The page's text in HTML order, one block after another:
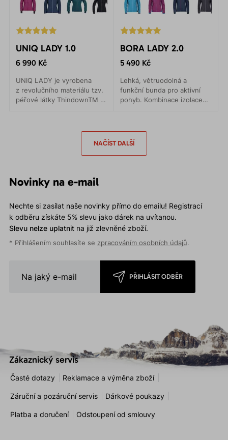
UNIQ LADY 1.0
6 990 Kč
UNIQ LADY je vyrobena
z revolučního materiálu tzv.
péřové látky ThindownTM .
BORA LADY 2.0
5 490 Kč
Lehká, větruodolná a
funkční bunda pro aktivní
pohyb. Kombinace izolace
NAČÍST DALŠÍ
Novinky na e-mail
Nechte si zasílat naše novinky přímo do emailu! Registrací
k odběru získáte 5% slevu jako dárek na uvítanou.
Slevu nelze uplatnitna již zlevněné zboží.
* Přihlášením souhlasíte se zpracováním osobních údajů.
PŘIHLÁSIT ODBĚR
Zákaznický servis
Časté dotazy Reklamace a výměna zboží
Záruční a pozáruční servis Dárkové poukazy
Platba a doručení Odstoupení od smlouvy